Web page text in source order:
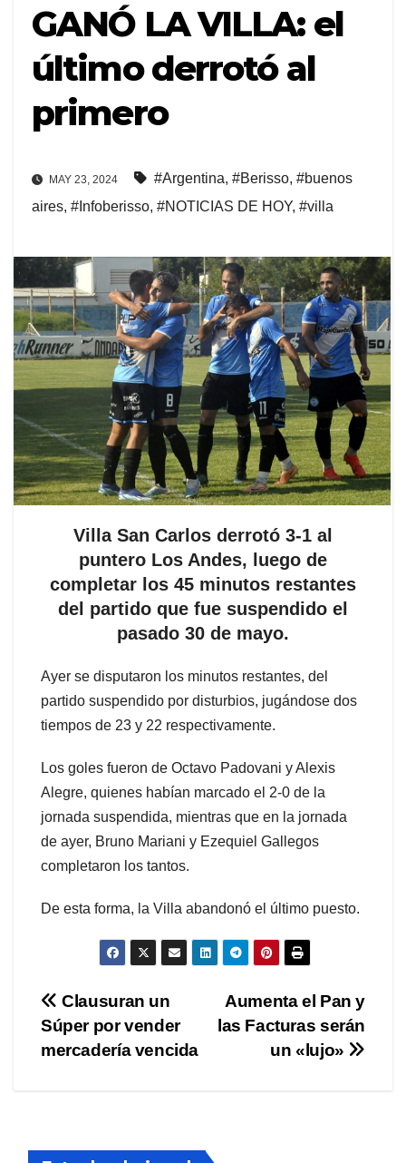
GANÓ LA VILLA: el
último derrotó al
primero
MAY 23, 2024 #Argentina, #Berisso, #buenos
aires, #Infoberisso, #NOTICIAS DE HOY, #villa
Villa San Carlos derrotó 3-1 al
puntero Los Andes, luego de
completar los 45 minutos restantes
del partido que fue suspendido el
pasado 30 de mayo.
Ayer se disputaron los minutos restantes, del
partido suspendido por disturbios, jugándose dos
tiempos de 23 y 22 respectivamente.
Los goles fueron de Octavo Padovani y Alexis
Alegre, quienes habían marcado el 2-0 de la
jornada suspendida, mientras que en la jornada
de ayer, Bruno Mariani y Ezequiel Gallegos
completaron los tantos.
De esta forma, la Villa abandonó el último puesto.
Navegación
de
Aumenta el Pan y
las Facturas serán
un «lujo»
Clausuran un
Súper por vender
mercadería vencida